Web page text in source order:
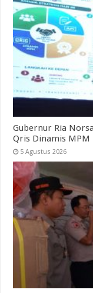
Gubernur Ria
Qris Dinamis MPM
5 Agustus 2026